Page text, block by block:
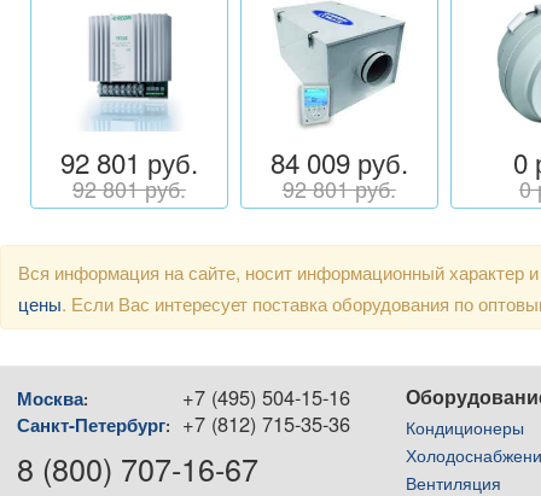
92 801 руб.
92 801 руб.
84 009 руб.
92 801 руб.
0
0
Вся информация на сайте, носит информационный
цены. Если Вас интересует поставка оборудования по
Москва: +7 (495) 504-15-16
Санкт-Петербург: +7 (812) 715-35-36
8 (800) 707-16-67
Кондиционеры
Вентиляция